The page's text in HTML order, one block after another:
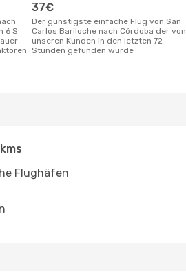
6 S
37€
Der günstigste einfache Flug von San
Carlos Bariloche nach Córdoba der von
unseren Kunden in den letzten 72
Stunden gefunden wurde
Flughäfen